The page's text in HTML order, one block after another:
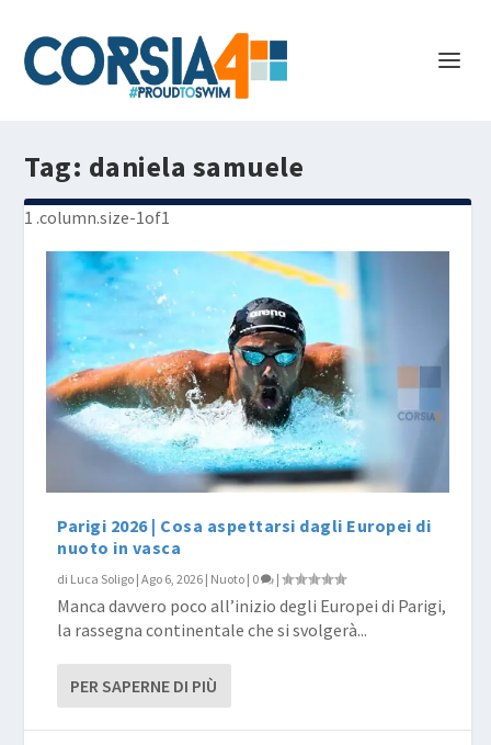
Tag: daniela samuele
Parigi 2026 | Cosa aspettarsi dagli Europei di
nuoto in vasca
di Luca Soligo |Ago 6, 2026 | Nuoto | 0 |
Manca davvero poco all’inizio degli Europei di Parigi,
la rassegna continentale che si svolgerà...
PER SAPERNE DI PIÙ